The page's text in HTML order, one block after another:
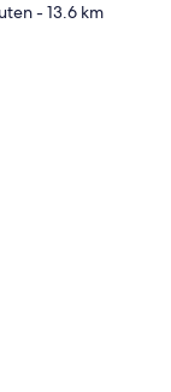
- 13.6 km